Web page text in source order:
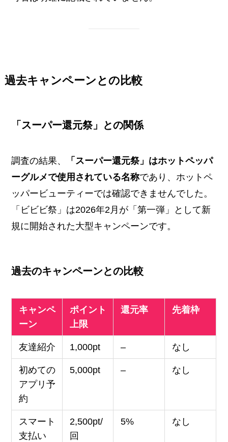
過去キャンペーンとの比較
「スーパー還元祭」との関係
調査の結果、
「スーパー還元祭」はホットペッパ
ーグルメで使用されている名称であり、ホットペ
ッパービューティーでは確認できませんでした。
「ビビビ祭」は2026年2月が「第一弾」として新
規に開始された大型キャンペーンです。
過去のキャンペーンとの比較
キャンペ
ーン
ポイント
上限
還元率 先着枠
友達紹介 1,000pt – なし
初めての
アプリ予
約
5,000pt – なし
スマート
支払い
2,500pt/
回
5% なし